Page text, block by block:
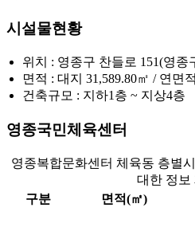
시설물현황
위치 : 영종구 찬들로 151(영종
면적 : 대지 31,589.80㎡ / 연면
건축규모 : 지하1층 ~ 지상4층
영종국민체육센터
영종복합문화센터 체육동 층별
대한 정보
구분
면적(㎡)